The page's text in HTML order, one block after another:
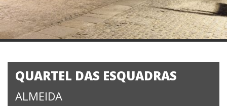
QUARTEL DAS ESQUADRAS
ALMEIDA